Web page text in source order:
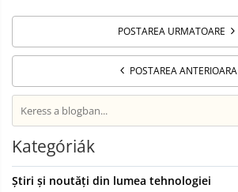
POSTAREA URMATOARE
POSTAREA ANTERIOARA
Kategóriák
Știri și noutăți din lumea tehnologiei